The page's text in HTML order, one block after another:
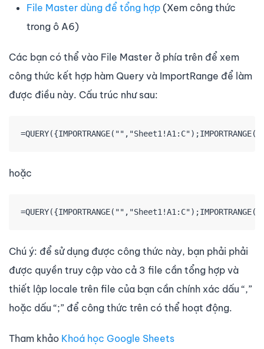
File Master dùng để tổng hợp (Xem công thức
trong ô A6)
Các bạn có thể vào File Master ở phía trên để xem
công thức kết hợp hàm Query và ImportRange để làm
được điều này. Cấu trúc như sau:
hoặc
Chú ý: để sử dụng được công thức này, bạn phải phải
được quyền truy cập vào cả 3 file cần tổng hợp và
thiết lập locale trên file của bạn cần chính xác dấu “,”
hoặc dấu “;” để công thức trên có thể hoạt động.
Tham khảo Khoá học Google Sheets